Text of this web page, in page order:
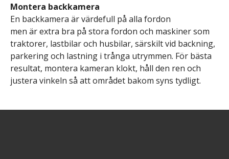
Montera backkamera
En backkamera är värdefull på alla fordon
men ärextra bra på stora fordon och maskinersom
traktorer, lastbilar och husbilar, särskilt vid backning,
parkering och lastning i trånga utrymmen. För bästa
resultat, montera kameran klokt, håll den ren och
justera vinkeln så attområdet bakom syns tydligt.